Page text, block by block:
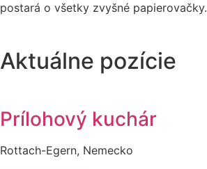
postará o všetky zvyšné papierovačky.
Aktuálne pozície
Prílohový kuchár
Rottach-Egern, Nemecko